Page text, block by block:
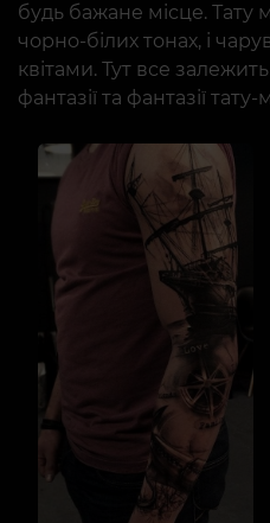
будь бажане місце. Тату
чорно-білих тонах, і
квітами. Тут все
фантазії та фантазії